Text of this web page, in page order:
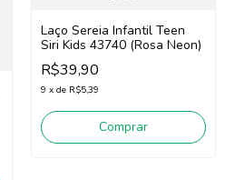
Laço Sereia Infantil Teen
Siri Kids 43740 (Rosa Neon)
R$39,90
9 x de R$5,39
Comprar